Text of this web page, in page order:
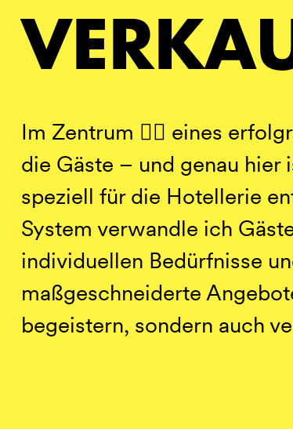
DE IT EN
Im Zentrum ❤️‍🔥 eines
die Gäste – und genau
speziell für die Hotellerie
System verwandle ich
individuellen Bedürfnisse
maßgeschneiderte
begeistern, sondern auch